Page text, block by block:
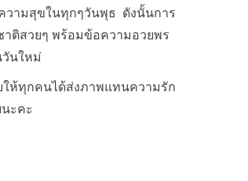
วามสุขในทุกๆวันพุธ ดังนั้นการ
าติสวยๆ พร้อมข้อความอวยพร
วันใหม่
ให้ทุกคนได้ส่งภาพแทนความรัก
ะคะ